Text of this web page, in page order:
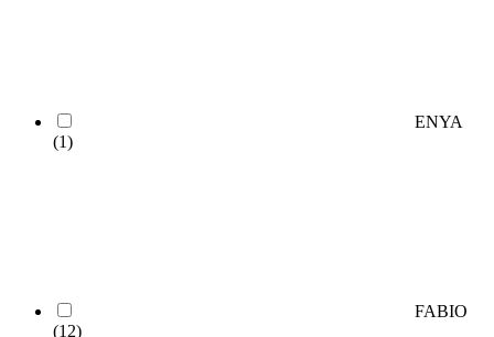
ENYA
(1)
FABIO
(12)